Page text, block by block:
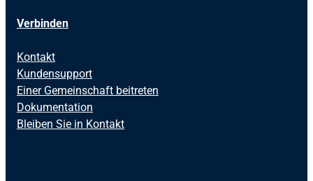
Verbinden
Kontakt
Kundensupport
Einer Gemeinschaft beitreten
Dokumentation
Bleiben Sie in Kontakt